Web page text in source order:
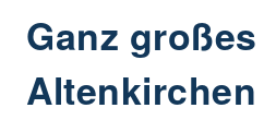
Ganz
Altenkirchen